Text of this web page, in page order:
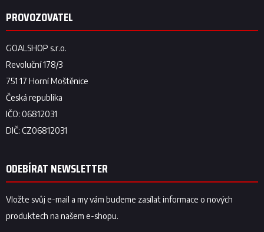
ODEBÍRAT NEWSLETTER
Vložte svůj e-mail a my vám budeme zasílat informace o nových
produktech na našem e-shopu.